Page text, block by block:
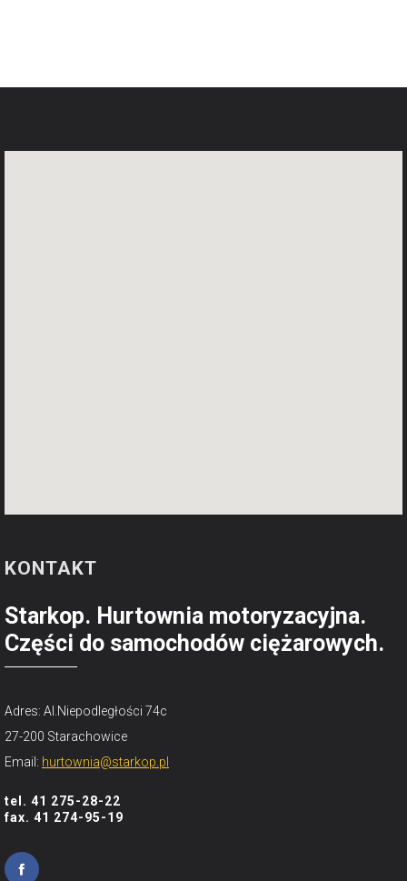
KONTAKT
Starkop. Hurtownia motoryzacyjna.
Części do samochodów ciężarowych.
Adres: Al.Niepodległości 74c
27-200 Starachowice
Email: hurtownia@starkop.pl
tel. 41 275-28-22
fax. 41 274-95-19